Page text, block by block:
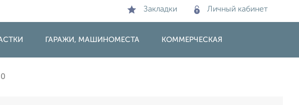
Закладки Личный кабинет
ГАРАЖИ, МАШИНОМЕСТА КОММЕРЧЕСКАЯ
0